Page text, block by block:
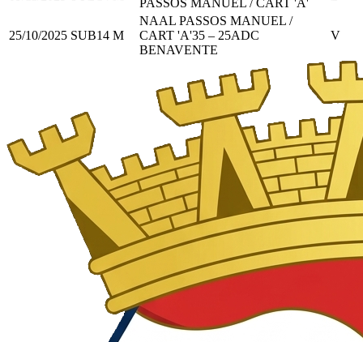
25/10/2025 SUB14 M
NAAL PASSOS MANUEL /
CART 'A'35 – 25ADC
BENAVENTE
V